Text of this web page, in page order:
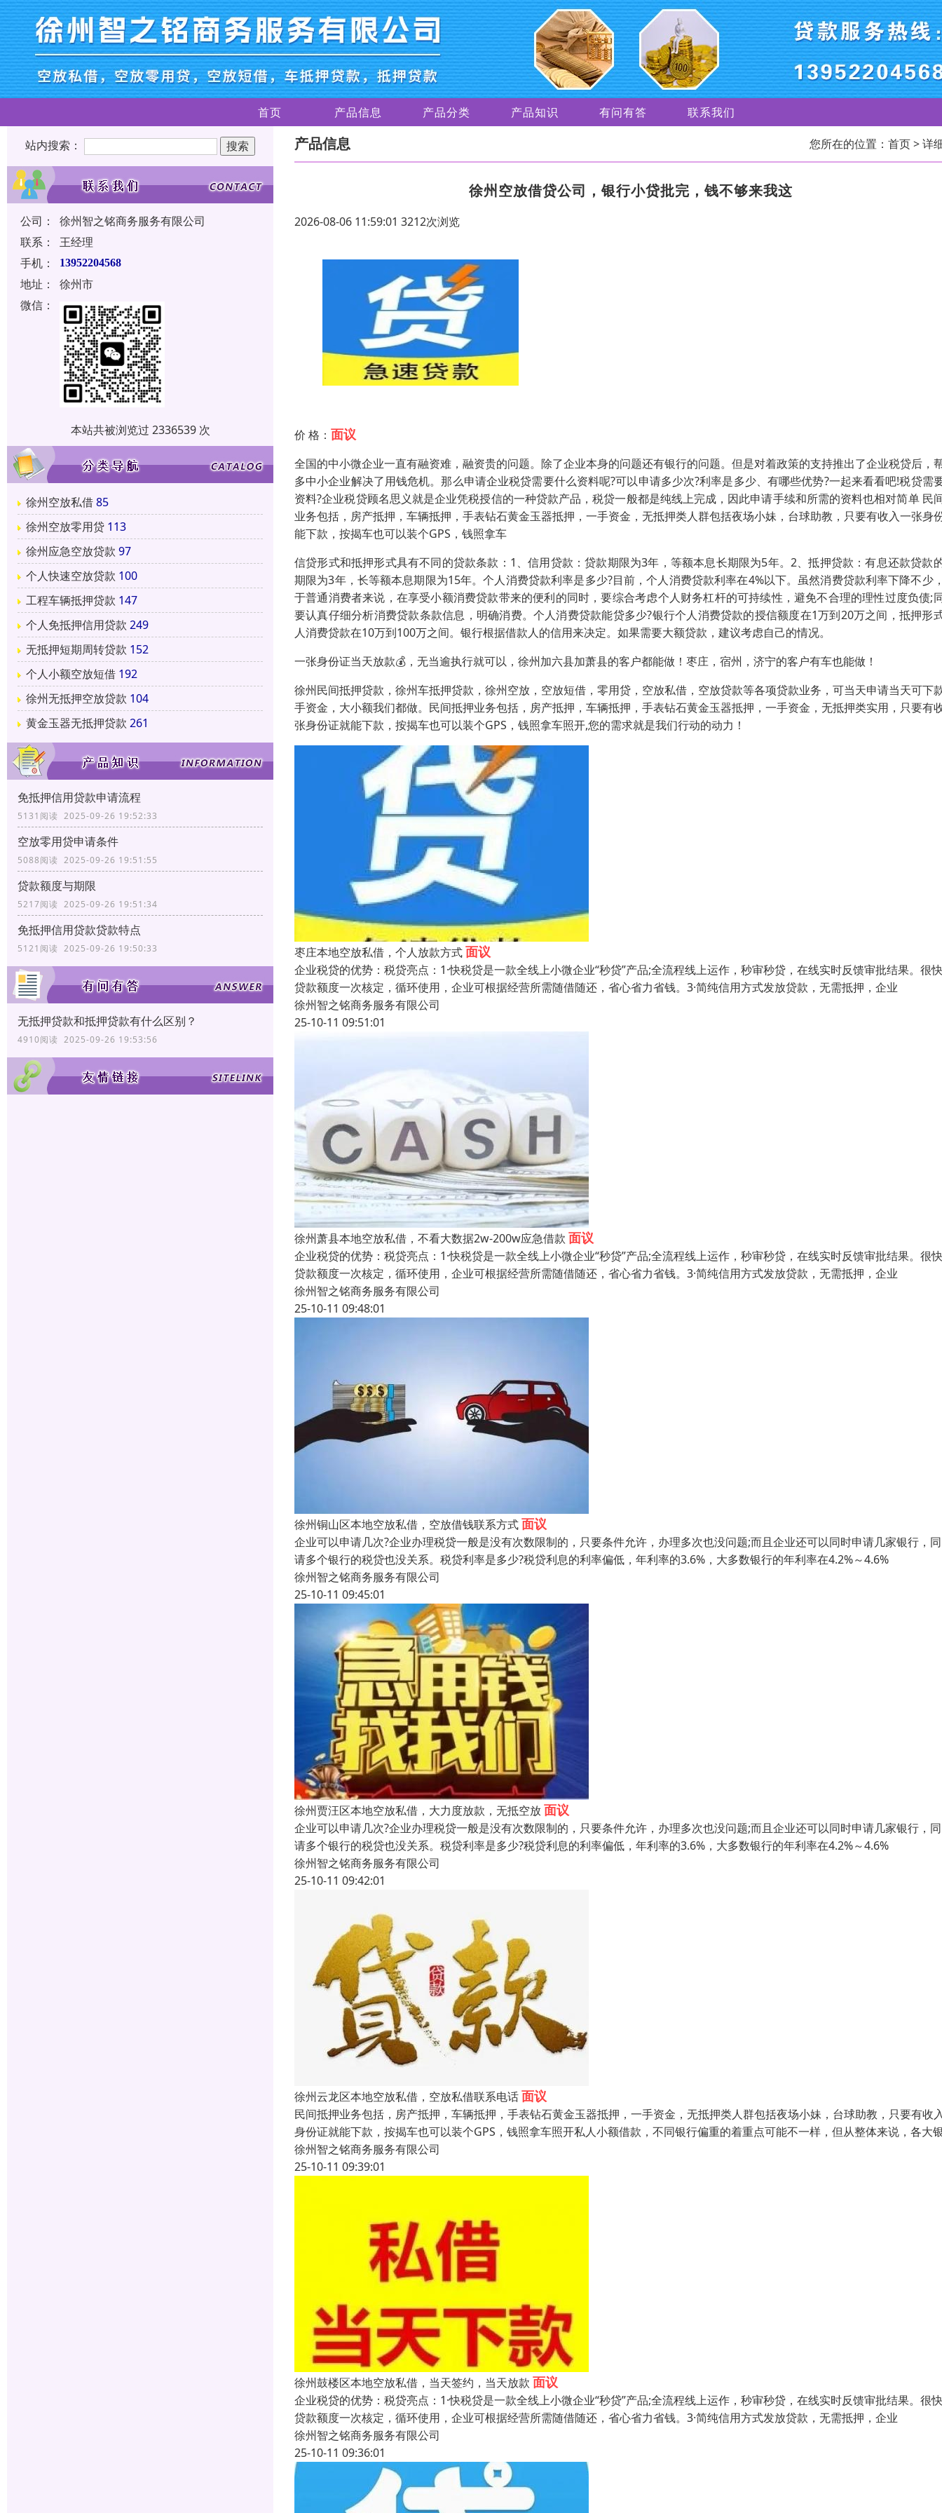
首页 产品信息 产品分类 产品知识 有问有答 联系我们
站内搜索：
公司：
徐州智之铭商务服务有限公司
联系：
王经理
手机：
13952204568
地址：
徐州市
微信：
本站共被浏览过 2336539 次
徐州空放私借85
徐州空放零用贷 113
徐州应急空放贷款 97
个人快速空放贷款 100
工程车辆抵押贷款 147
个人免抵押信用贷款 249
无抵押短期周转贷款 152
个人小额空放短借 192
徐州无抵押空放贷款 104
黄金玉器无抵押贷款 261
免抵押信用贷款申请流程
5131阅读 2025-09-26 19:52:33
空放零用贷申请条件
5088阅读 2025-09-26 19:51:55
贷款额度与期限
5217阅读 2025-09-26 19:51:34
免抵押信用贷款贷款特点
5121阅读 2025-09-26 19:50:33
无抵押贷款和抵押贷款有什么区别？
4910阅读 2025-09-26 19:53:56
产品信息 您所在的位置： 首页> 详
徐州空放借贷公司，银行小贷批完，钱不够来我这
2026-08-06 11:59:01 3212次浏览
价 格： 面议
全国的中小微企业一直有融资难，融资贵的问题。除了企业本身的问题还有银行的问题。但是对着政策的支持推出了企业税贷后，
多中小企业解决了用钱危机。那么申请企业税贷需要什么资料呢?可以申请多少次?利率是多少、有哪些优势?一起来看看吧!税贷需
资料?企业税贷顾名思义就是企业凭税授信的一种贷款产品，税贷一般都是纯线上完成，因此申请手续和所需的资料也相对简单 民
业务包括，房产抵押，车辆抵押，手表钻石黄金玉器抵押，一手资金，无抵押类人群包括夜场小妹，台球助教，只要有收入一张身
能下款，按揭车也可以装个GPS，钱照拿车
信贷形式和抵押形式具有不同的贷款条款：1、信用贷款：贷款期限为3年，等额本息长期限为5年。2、抵押贷款：有息还款贷款
期限为3年，长等额本息期限为15年。个人消费贷款利率是多少?目前，个人消费贷款利率在4%以下。虽然消费贷款利率下降不少
于普通消费者来说，在享受小额消费贷款带来的便利的同时，要综合考虑个人财务杠杆的可持续性，避免不合理的理性过度负债;
要认真仔细分析消费贷款条款信息，明确消费。个人消费贷款能贷多少?银行个人消费贷款的授信额度在1万到20万之间，抵押形
人消费贷款在10万到100万之间。银行根据借款人的信用来决定。如果需要大额贷款，建议考虑自己的情况。
一张身份证当天放款💰，无当逾执行就可以，徐州加六县加萧县的客户都能做！枣庄，宿州，济宁的客户有车也能做！
徐州民间抵押贷款，徐州车抵押贷款，徐州空放，空放短借，零用贷，空放私借，空放贷款等各项贷款业务，可当天申请当天可下
手资金，大小额我们都做。民间抵押业务包括，房产抵押，车辆抵押，手表钻石黄金玉器抵押，一手资金，无抵押类实用，只要有
张身份证就能下款，按揭车也可以装个GPS，钱照拿车照开,您的需求就是我们行动的动力！
枣庄本地空放私借，个人放款方式面议
企业税贷的优势：税贷亮点：1·快税贷是一款全线上小微企业“秒贷”产品;全流程线上运作，秒审秒贷，在线实时反馈审批结果。很
贷款额度一次核定，循环使用，企业可根据经营所需随借随还，省心省力省钱。3·简纯信用方式发放贷款，无需抵押，企业
徐州智之铭商务服务有限公司
25-10-11 09:51:01
徐州萧县本地空放私借，不看大数据2w-200w应急借款 面议
企业税贷的优势：税贷亮点：1·快税贷是一款全线上小微企业“秒贷”产品;全流程线上运作，秒审秒贷，在线实时反馈审批结果。很
贷款额度一次核定，循环使用，企业可根据经营所需随借随还，省心省力省钱。3·简纯信用方式发放贷款，无需抵押，企业
徐州智之铭商务服务有限公司
25-10-11 09:48:01
徐州铜山区本地空放私借，空放借钱联系方式面议
企业可以申请几次?企业办理税贷一般是没有次数限制的，只要条件允许，办理多次也没问题;而且企业还可以同时申请几家银行，
请多个银行的税贷也没关系。税贷利率是多少?税贷利息的利率偏低，年利率的3.6%，大多数银行的年利率在4.2%～4.6%
徐州智之铭商务服务有限公司
25-10-11 09:45:01
徐州贾汪区本地空放私借，大力度放款，无抵空放面议
企业可以申请几次?企业办理税贷一般是没有次数限制的，只要条件允许，办理多次也没问题;而且企业还可以同时申请几家银行，
请多个银行的税贷也没关系。税贷利率是多少?税贷利息的利率偏低，年利率的3.6%，大多数银行的年利率在4.2%～4.6%
徐州智之铭商务服务有限公司
25-10-11 09:42:01
徐州云龙区本地空放私借，空放私借联系电话面议
民间抵押业务包括，房产抵押，车辆抵押，手表钻石黄金玉器抵押，一手资金，无抵押类人群包括夜场小妹，台球助教，只要有收
身份证就能下款，按揭车也可以装个GPS，钱照拿车照开私人小额借款，不同银行偏重的着重点可能不一样，但从整体来说，各大
徐州智之铭商务服务有限公司
25-10-11 09:39:01
徐州鼓楼区本地空放私借，当天签约，当天放款 面议
企业税贷的优势：税贷亮点：1·快税贷是一款全线上小微企业“秒贷”产品;全流程线上运作，秒审秒贷，在线实时反馈审批结果。很
贷款额度一次核定，循环使用，企业可根据经营所需随借随还，省心省力省钱。3·简纯信用方式发放贷款，无需抵押，企业
徐州智之铭商务服务有限公司
25-10-11 09:36:01